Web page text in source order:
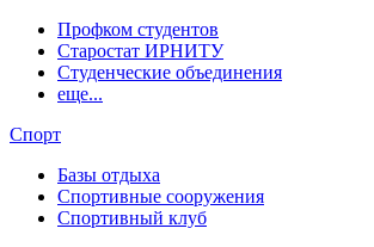
Профком студентов
Старостат ИРНИТУ
Студенческие объединения
еще...
Спорт
Базы отдыха
Спортивные сооружения
Спортивный клуб